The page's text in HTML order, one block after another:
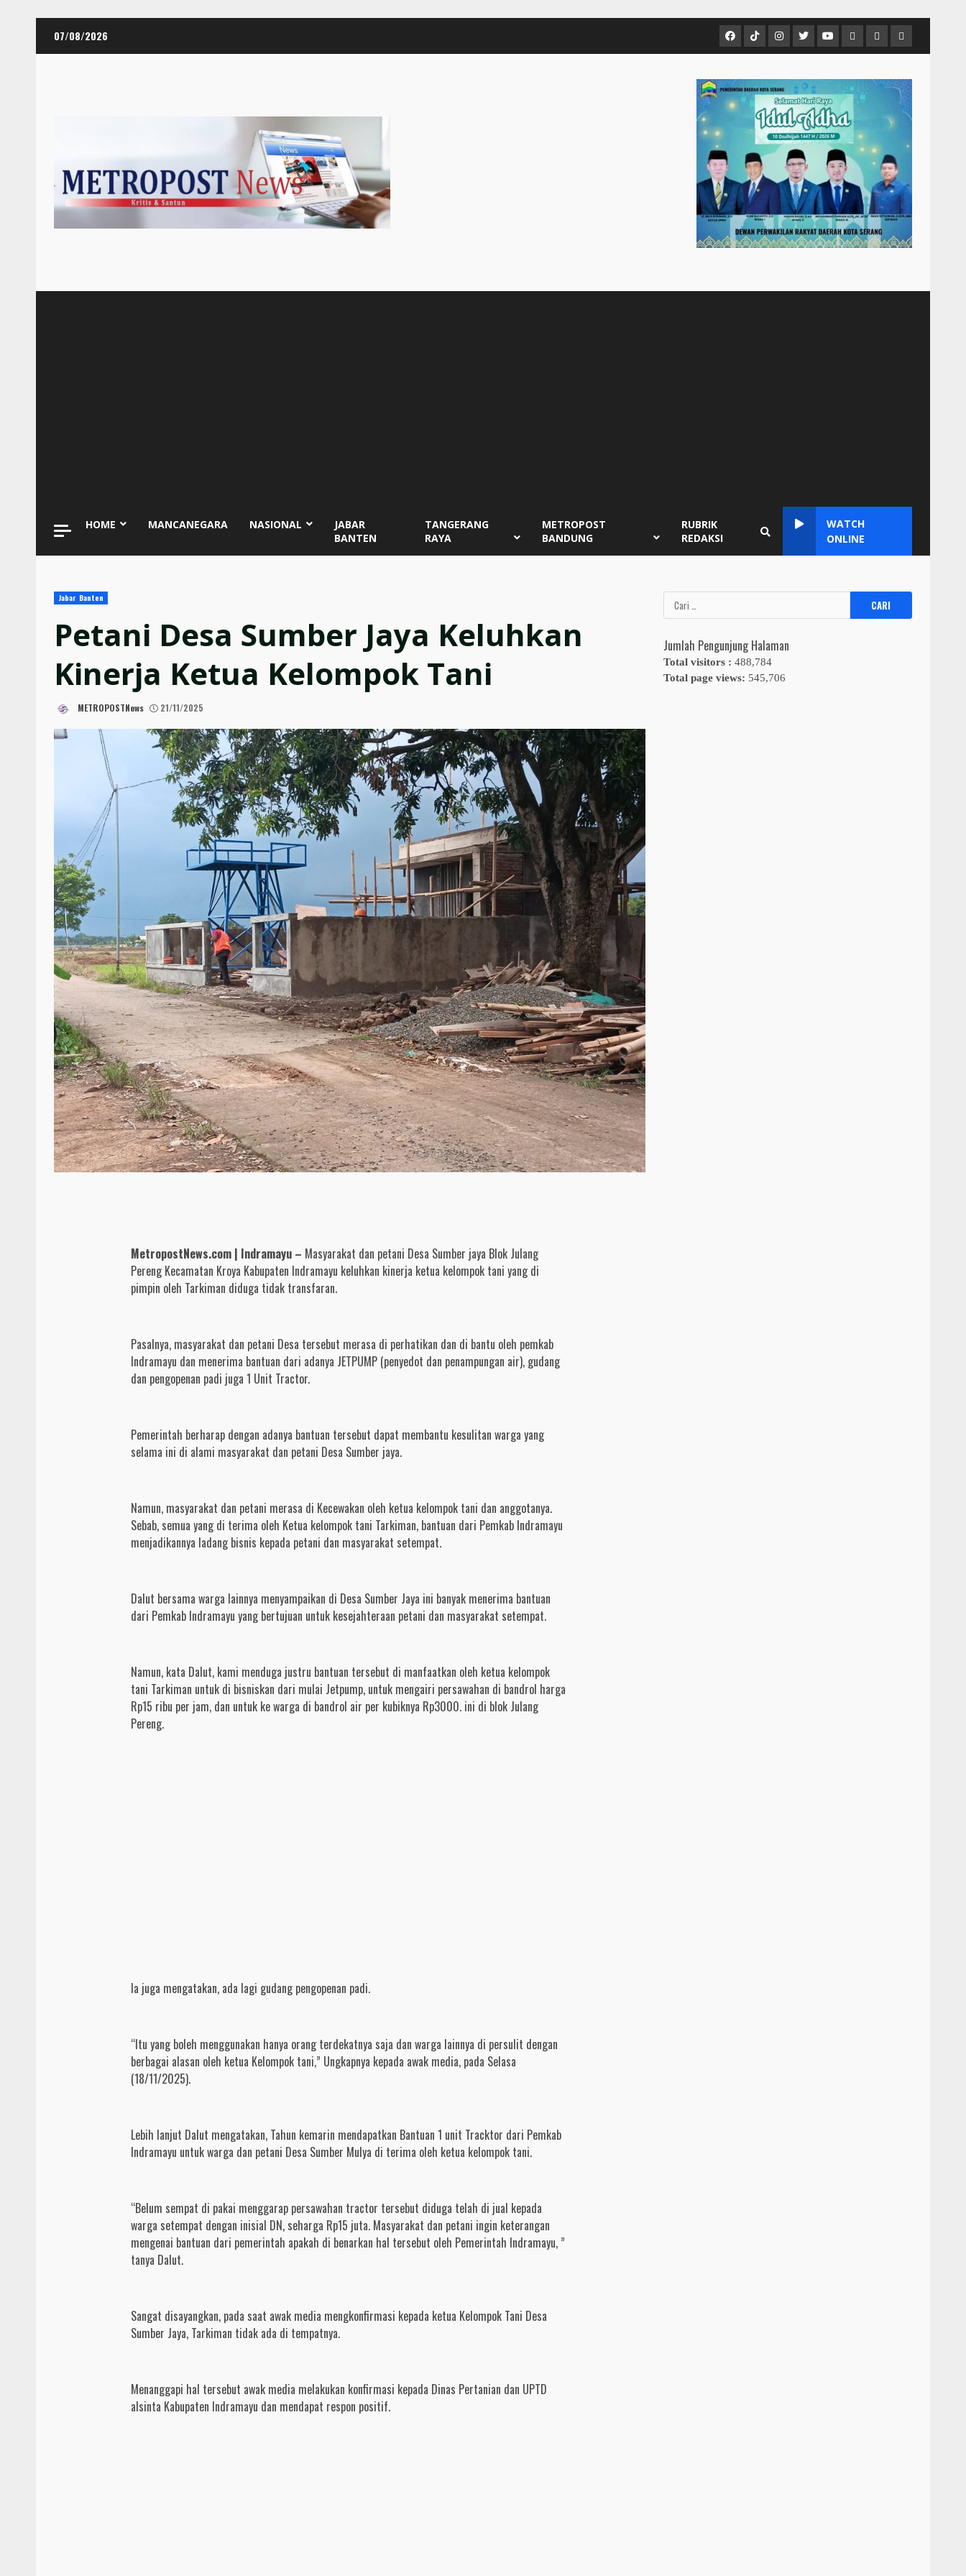
07/08/2026 FacebookTiktok
Metropostnews
Group
Instagram
TwitterYoutubeMCTVVIDEO
NEWS
MUSIC
Player
Embed
HOME MANCANEGARA NASIONAL
JABAR
BANTEN
TANGERANG
RAYA
METROPOST
BANDUNG
RUBRIK
REDAKSI
WATCH
ONLINE
Jabar Banten
Petani Desa Sumber Jaya Keluhkan
Kinerja Ketua Kelompok Tani
METROPOSTNews 21/11/2025
MetropostNews.com | Indramayu – Masyarakat dan petani Desa Sumber jaya Blok Julang
Pereng Kecamatan Kroya Kabupaten Indramayu keluhkan kinerja ketua kelompok tani yang di
pimpin oleh Tarkiman diduga tidak transfaran.
Pasalnya, masyarakat dan petani Desa tersebut merasa di perhatikan dan di bantu oleh pemkab
Indramayu dan menerima bantuan dari adanya JETPUMP (penyedot dan penampungan air), gudang
dan pengopenan padi juga 1 Unit Tractor.
Pemerintah berharap dengan adanya bantuan tersebut dapat membantu kesulitan warga yang
selama ini di alami masyarakat dan petani Desa Sumber jaya.
Namun, masyarakat dan petani merasa di Kecewakan oleh ketua kelompok tani dan anggotanya.
Sebab, semua yang di terima oleh Ketua kelompok tani Tarkiman, bantuan dari Pemkab Indramayu
menjadikannya ladang bisnis kepada petani dan masyarakat setempat.
Dalut bersama warga lainnya menyampaikan di Desa Sumber Jaya ini banyak menerima bantuan
dari Pemkab Indramayu yang bertujuan untuk kesejahteraan petani dan masyarakat setempat.
Namun, kata Dalut, kami menduga justru bantuan tersebut di manfaatkan oleh ketua kelompok
tani Tarkiman untuk di bisniskan dari mulai Jetpump, untuk mengairi persawahan di bandrol harga
Rp15 ribu per jam, dan untuk ke warga di bandrol air per kubiknya Rp3000. ini di blok Julang
Pereng.
Ia juga mengatakan, ada lagi gudang pengopenan padi.
“Itu yang boleh menggunakan hanya orang terdekatnya saja dan warga lainnya di persulit dengan
berbagai alasan oleh ketua Kelompok tani,” Ungkapnya kepada awak media, pada Selasa
(18/11/2025).
Lebih lanjut Dalut mengatakan, Tahun kemarin mendapatkan Bantuan 1 unit Tracktor dari Pemkab
Indramayu untuk warga dan petani Desa Sumber Mulya di terima oleh ketua kelompok tani.
“Belum sempat di pakai menggarap persawahan tractor tersebut diduga telah di jual kepada
warga setempat dengan inisial DN, seharga Rp15 juta. Masyarakat dan petani ingin keterangan
mengenai bantuan dari pemerintah apakah di benarkan hal tersebut oleh Pemerintah Indramayu, ”
tanya Dalut.
Sangat disayangkan, pada saat awak media mengkonfirmasi kepada ketua Kelompok Tani Desa
Sumber Jaya, Tarkiman tidak ada di tempatnya.
Menanggapi hal tersebut awak media melakukan konfirmasi kepada Dinas Pertanian dan UPTD
alsinta Kabupaten Indramayu dan mendapat respon positif.
Cari
untuk:
Jumlah Pengunjung Halaman
Total visitors :488,784
Total page views: 545,706